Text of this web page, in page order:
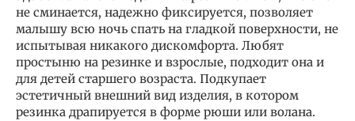
не сминается, надежно фиксируется, позволяет
малышу всю ночь спать на гладкой поверхности, не
испытывая никакого дискомфорта. Любят
простыню на резинке и взрослые, подходит она и
для детей старшего возраста. Подкупает
эстетичный внешний вид изделия, в котором
резинка драпируется в форме рюши или волана.